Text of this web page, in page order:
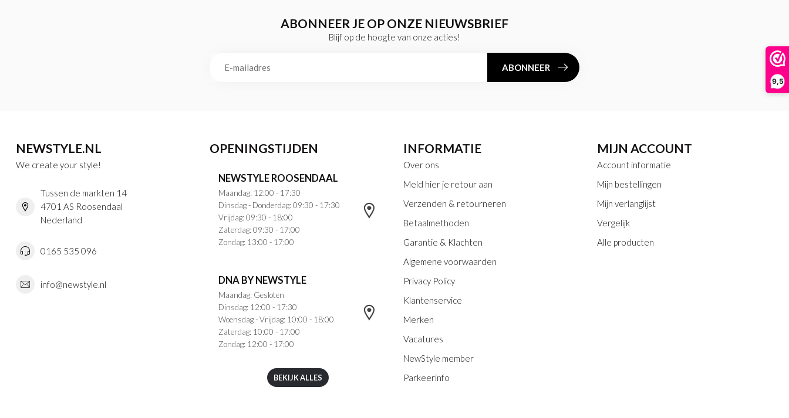
9,5
ABONNEER JE OP ONZE NIEUWSBRIEF
Blijf op de hoogte van onze acties!
ABONNEER
NEWSTYLE.NL
We create your style!
Tussen de markten 14
4701 AS Roosendaal
Nederland
0165 535 096
info@newstyle.nl
OPENINGSTIJDEN
NEWSTYLE ROOSENDAAL
Maandag: 12:00 - 17:30
Dinsdag - Donderdag: 09:30 - 17:30
Vrijdag: 09:30 - 18:00
Zaterdag: 09:30 - 17:00
Zondag: 13:00 - 17:00
DNA BY NEWSTYLE
Maandag: Gesloten
Dinsdag: 12:00 - 17:30
Woensdag - Vrijdag: 10:00 - 18:00
Zaterdag: 10:00 - 17:00
Zondag: 12:00 - 17:00
BEKIJK ALLES
INFORMATIE
Over ons
Meld hier je retour aan
Verzenden & retourneren
Betaalmethoden
Garantie & Klachten
Algemene voorwaarden
Privacy Policy
Klantenservice
Merken
Vacatures
NewStyle member
Parkeerinfo
MIJN ACCOUNT
Account informatie
Mijn bestellingen
Mijn verlanglijst
Vergelijk
Alle producten